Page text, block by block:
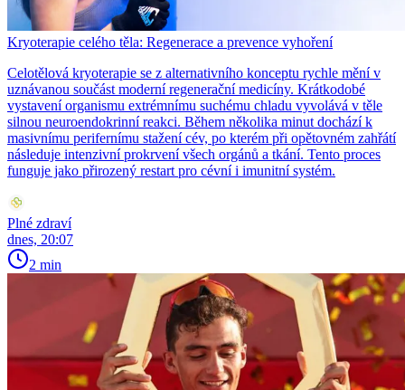
Kryoterapie celého těla: Regenerace a prevence vyhoření
Celotělová kryoterapie se z alternativního konceptu rychle mění v
uznávanou součást moderní regenerační medicíny. Krátkodobé
vystavení organismu extrémnímu suchému chladu vyvolává v těle
silnou neuroendokrinní reakci. Během několika minut dochází k
masivnímu perifernímu stažení cév, po kterém při opětovném zahřátí
následuje intenzivní prokrvení všech orgánů a tkání. Tento proces
funguje jako přirozený restart pro cévní i imunitní systém.
Plné zdraví
dnes, 20:07
2 min